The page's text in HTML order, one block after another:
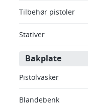
Tilbehør pistoler
Stativer
Bakplate
Pistolvasker
Blandebenk